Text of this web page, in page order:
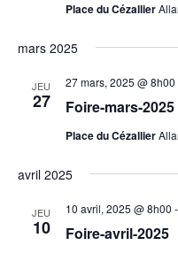
Place du Cézallier
mars 2025
JEU
27 Foire-mars-2025
27 mars, 2025 @ 8h00
Place du Cézallier
avril 2025
JEU
10 Foire-avril-2025
10 avril, 2025 @ 8h00 -